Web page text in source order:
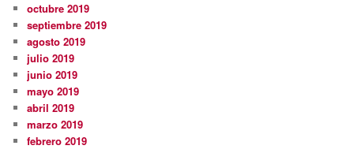
octubre 2019
septiembre 2019
agosto 2019
julio 2019
junio 2019
mayo 2019
abril 2019
marzo 2019
febrero 2019